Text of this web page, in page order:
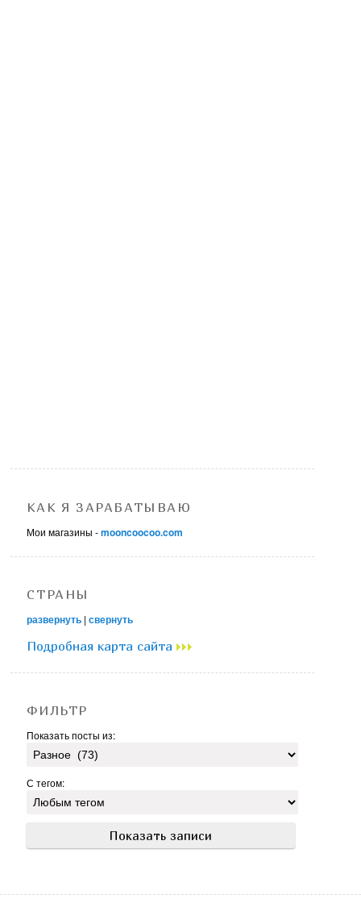
КАК Я ЗАРАБАТЫВАЮ
Мои магазины -mooncoocoo.com
СТРАНЫ
развернуть |свернуть
Подробная карта сайта
ФИЛЬТР
Показать посты из:
С тегом: